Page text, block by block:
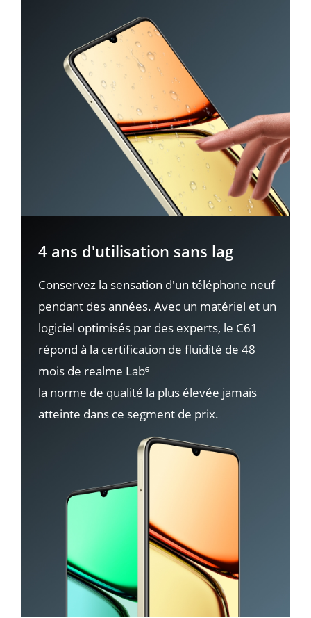
4 ans d'utilisation sans lag
Conservez la sensation d'un téléphone neuf
pendant des années. Avec un matériel et un
logiciel optimisés par des experts, le C61
répond à la certification de fluidité de 48
mois de realme Lab⁶
la norme de qualité la plus élevée jamais
atteinte dans ce segment de prix.